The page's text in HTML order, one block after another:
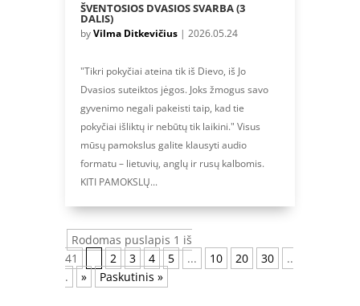
ŠVENTOSIOS DVASIOS SVARBA (3
DALIS)
byVilma Ditkevičius| 2026.05.24
"Tikri pokyčiai ateina tik iš Dievo, iš Jo
Dvasios suteiktos jėgos. Joks žmogus savo
gyvenimo negali pakeisti taip, kad tie
pokyčiai išliktų ir nebūtų tik laikini." Visus
mūsų pamokslus galite klausyti audio
formatu – lietuvių, anglų ir rusų kalbomis.
KITI PAMOKSLŲ...
Rodomas puslapis 1 iš
41
2 3 4 5 ... 10 20 30
..
.
» Paskutinis »